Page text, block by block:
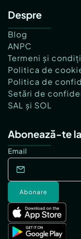
Despre
Blog
ANPC
Termeni și
Politica de
Politica de
Setări de
SAL și SOL
Abonează-te
Email
Abonare